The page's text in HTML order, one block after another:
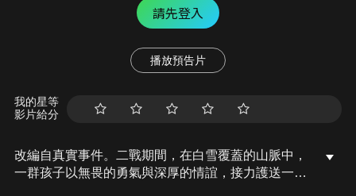
請先登入
播放預告片
我的星等
影片給分
改編自真實事件。二戰期間，在白雪覆蓋的山脈中，
一群孩子以無畏的勇氣與深厚的情誼，接力護送一名